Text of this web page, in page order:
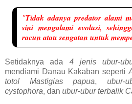
"Tidak adanya predator alami
sini mengalami evolusi,
racun atau sengatan untuk
Setidaknya ada 4 jenis ubur-
mendiami Danau Kakaban seperti
totol Mastigias papua, ubur-
cystophora, dan ubur-ubur terbalik